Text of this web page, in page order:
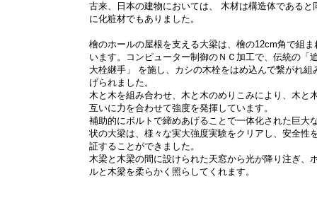
古来、日本の建物においては、 木材は構造体であると
に化粧材でもありました。
檜のホールの屋根を支える大梁は、檜の12cm角で組ま
います。コンピューター制御のＮＣ加工で、伝統の「
大栓継手」 を施し、カシの木栓をはめ込んで繋がれ組
げられました。
木と木を組み合わせ、木と木のめりこみにより、木と
互いに力を合わせて強度を発揮しています。
補助的にボルトで締めあげることで一体化された巨大
状の大梁は、様々な実大強度実験をクリアし、安全性
証することができました。
木梁と木梁の間に設けられた天窓から光が降り注ぎ、
ルと木梁を柔らかく照らしてくれます。